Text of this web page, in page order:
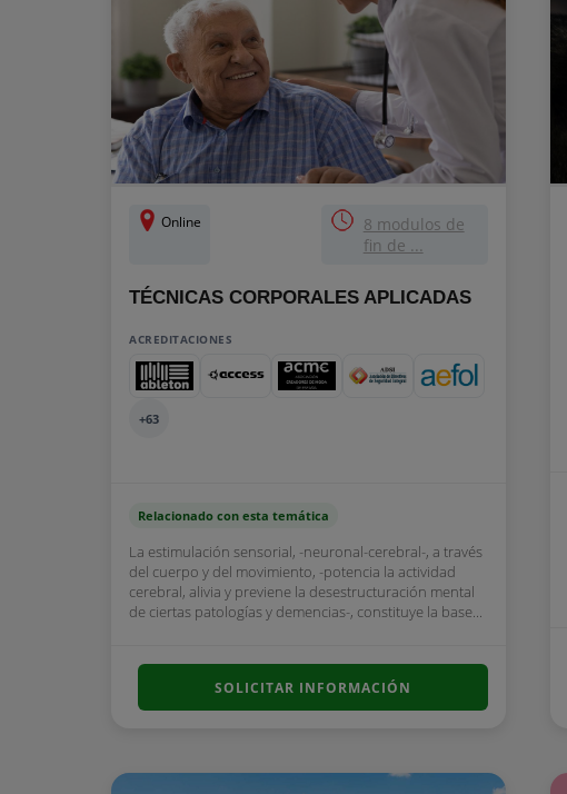
Online
8 modulos de
fin de ...
TÉCNICAS CORPORALES APLICADAS
ACREDITACIONES
+63
Relacionado con esta temática
La estimulación sensorial, -neuronal-cerebral-, a través
del cuerpo y del movimiento, -potencia la actividad
cerebral, alivia y previene la desestructuración mental
de ciertas patologías y demencias-, constituye la base...
SOLICITAR INFORMACIÓN